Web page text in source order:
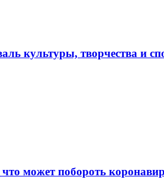
культуры, творчества и
может побороть